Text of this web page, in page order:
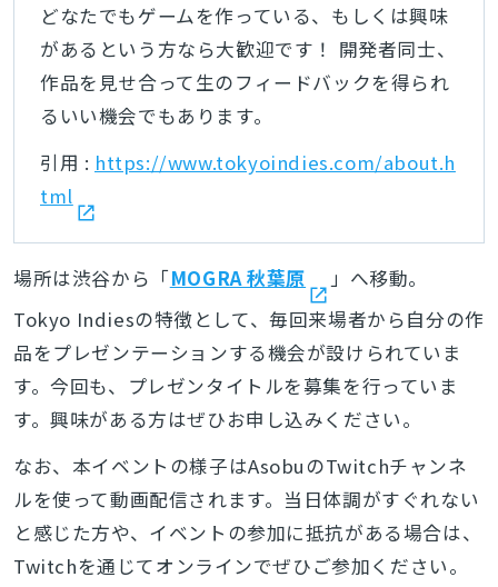
どなたでもゲームを作っている、もしくは興味
があるという方なら大歓迎です！ 開発者同士、
作品を見せ合って生のフィードバックを得られ
るいい機会でもあります。
引用 : https://www.tokyoindies.com/about.h
tml
場所は渋谷から「MOGRA 秋葉原
」へ移動。
Tokyo Indiesの特徴として、毎回来場者から自分の作
品をプレゼンテーションする機会が設けられていま
す。今回も、プレゼンタイトルを募集を行っていま
す。興味がある方はぜひお申し込みください。
なお、本イベントの様子はAsobuのTwitchチャンネ
ルを使って動画配信されます。当日体調がすぐれない
と感じた方や、イベントの参加に抵抗がある場合は、
Twitchを通じてオンラインでぜひご参加ください。